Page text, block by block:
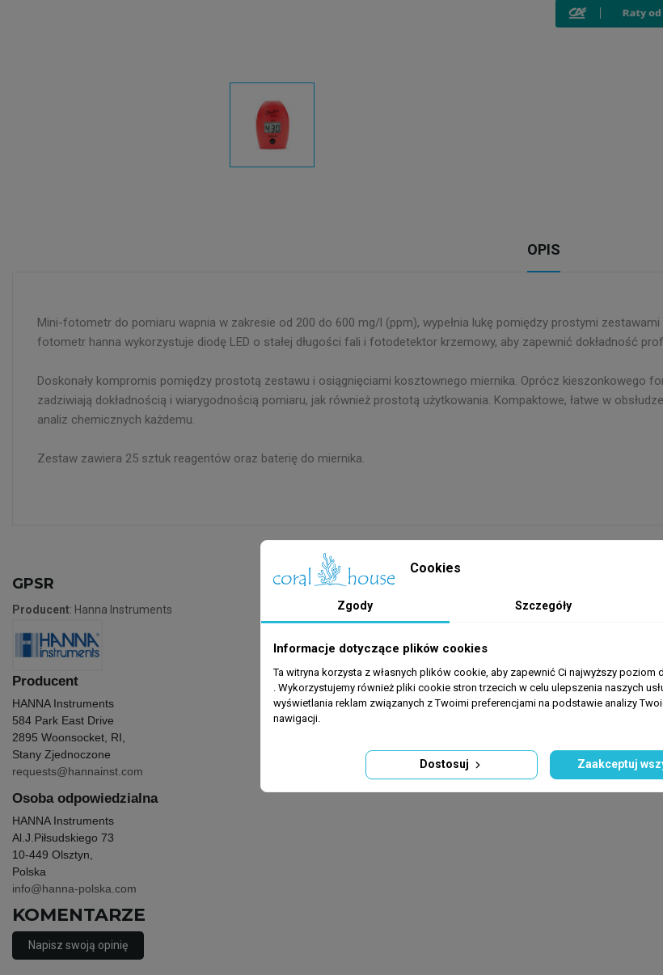
OPIS
Mini-fotometr do pomiaru wapnia w zakresie od 200 do 600 mg/l (ppm), wypełnia lukę pomiędzy prostymi
fotometr hanna wykorzystuje diodę LED o stałej długości fali i fotodetektor krzemowy, aby zapewnić dokładność
Doskonały kompromis pomiędzy prostotą zestawu i osiągnięciami kosztownego miernika. Oprócz kieszonkowego
zadziwiają dokładnością i wiarygodnością pomiaru, jak również prostotą użytkowania. Kompaktowe, łatwe w
analiz chemicznych każdemu.
Zestaw zawiera 25 sztuk reagentów oraz baterię do miernika.
GPSR
Producent: Hanna Instruments
Producent
HANNA Instruments
584 Park East Drive
2895 Woonsocket, RI,
Stany Zjednoczone
requests@hannainst.com
Osoba odpowiedzialna
HANNA Instruments
Al.J.Piłsudskiego 73
10-449 Olsztyn,
Polska
info@hanna-polska.com
KOMENTARZE
Napisz swoją opinię
Cookies
Zgody Szczegóły
Informacje dotyczące plików cookies
Ta witryna korzysta z własnych plików cookie, aby zapewnić Ci najwyższy poziom
. Wykorzystujemy również pliki cookie stron trzecich w celu ulepszenia naszych
wyświetlania reklam związanych z Twoimi preferencjami na podstawie analizy
nawigacji.
Dostosuj Zaakceptuj